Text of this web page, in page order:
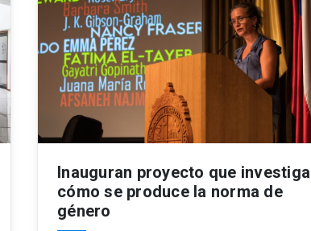
Inauguran proyecto que investiga
cómo se produce la norma de
género